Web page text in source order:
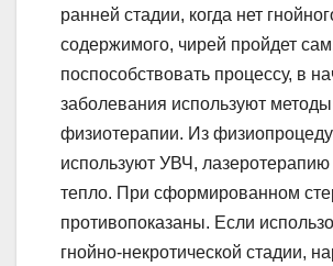
ранней стадии, когда нет
содержимого, чирей пройдет
поспособствовать процессу, в
заболевания используют методы
физиотерапии. Из
используют УВЧ, лазеротерапию
тепло. При сформированном
противопоказаны. Если
гнойно-некротической стадии,